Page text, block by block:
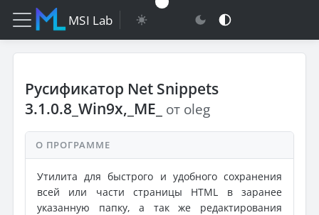
MSI Lab
Русификатор Net Snippets
3.1.0.8_Win9x,_ME_ от oleg
О ПРОГРАММЕ
Утилита для быстрого и удобного сохранения
всей или части страницы HTML в заранее
указанную папку, а так же редактирования